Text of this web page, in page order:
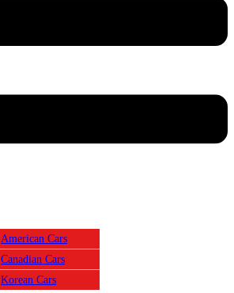
American Cars
Canadian Cars
Korean Cars